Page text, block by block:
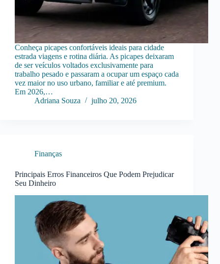
Conheça picapes confortáveis ideais para cidade
estrada viagens e rotina diária. As picapes deixaram
de ser veículos voltados exclusivamente para
trabalho pesado e passaram a ocupar um espaço cada
vez maior no uso urbano, familiar e até premium.
Em 2026,…
Adriana Souza
julho 20, 2026
Finanças
Principais Erros Financeiros Que Podem Prejudicar
Seu Dinheiro